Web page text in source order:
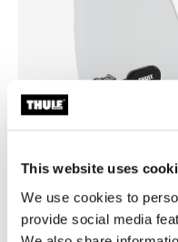
This website uses
We use cookies to
provide social media
Thule Yepp mini
pantalla contra el viento